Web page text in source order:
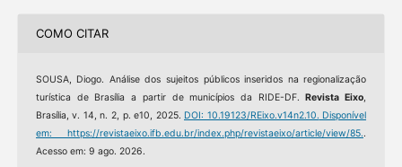
COMO CITAR
SOUSA, Diogo. Análise dos sujeitos públicos inseridos na regionalização
turística de Brasília a partir de municípios da RIDE-DF.Revista Eixo,
Brasília, v. 14, n. 2, p. e10, 2025. DOI: 10.19123/REixo.v14n2.10. Disponível
em: https://revistaeixo.ifb.edu.br/index.php/revistaeixo/article/view/85..
Acesso em: 9 ago. 2026.